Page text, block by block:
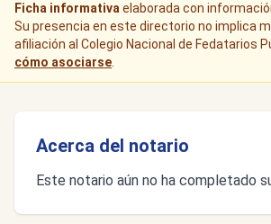
Ficha informativa elaborada con
Su presencia en este directorio no implica
afiliación al Colegio Nacional de Fedatarios
cómo asociarse
Acerca del notario
Este notario aún no ha completado